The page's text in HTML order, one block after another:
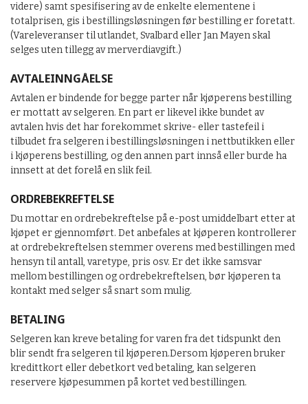
videre) samt spesifisering av de enkelte elementene i
totalprisen, gis i bestillingsløsningen før bestilling er foretatt.
(Vareleveranser til utlandet, Svalbard eller Jan Mayen skal
selges uten tillegg av merverdiavgift.)
AVTALEINNGÅELSE
Avtalen er bindende for begge parter når kjøperens bestilling
er mottatt av selgeren. En part er likevel ikke bundet av
avtalen hvis det har forekommet skrive- eller tastefeil i
tilbudet fra selgeren i bestillingsløsningen i nettbutikken eller
i kjøperens bestilling, og den annen part innså eller burde ha
innsett at det forelå en slik feil.
ORDREBEKREFTELSE
Du mottar en ordrebekreftelse på e-post umiddelbart etter at
kjøpet er gjennomført. Det anbefales at kjøperen kontrollerer
at ordrebekreftelsen stemmer overens med bestillingen med
hensyn til antall, varetype, pris osv. Er det ikke samsvar
mellom bestillingen og ordrebekreftelsen, bør kjøperen ta
kontakt med selger så snart som mulig.
BETALING
Selgeren kan kreve betaling for varen fra det tidspunkt den
blir sendt fra selgeren til kjøperen.Dersom kjøperen bruker
kredittkort eller debetkort ved betaling, kan selgeren
reservere kjøpesummen på kortet ved bestillingen.